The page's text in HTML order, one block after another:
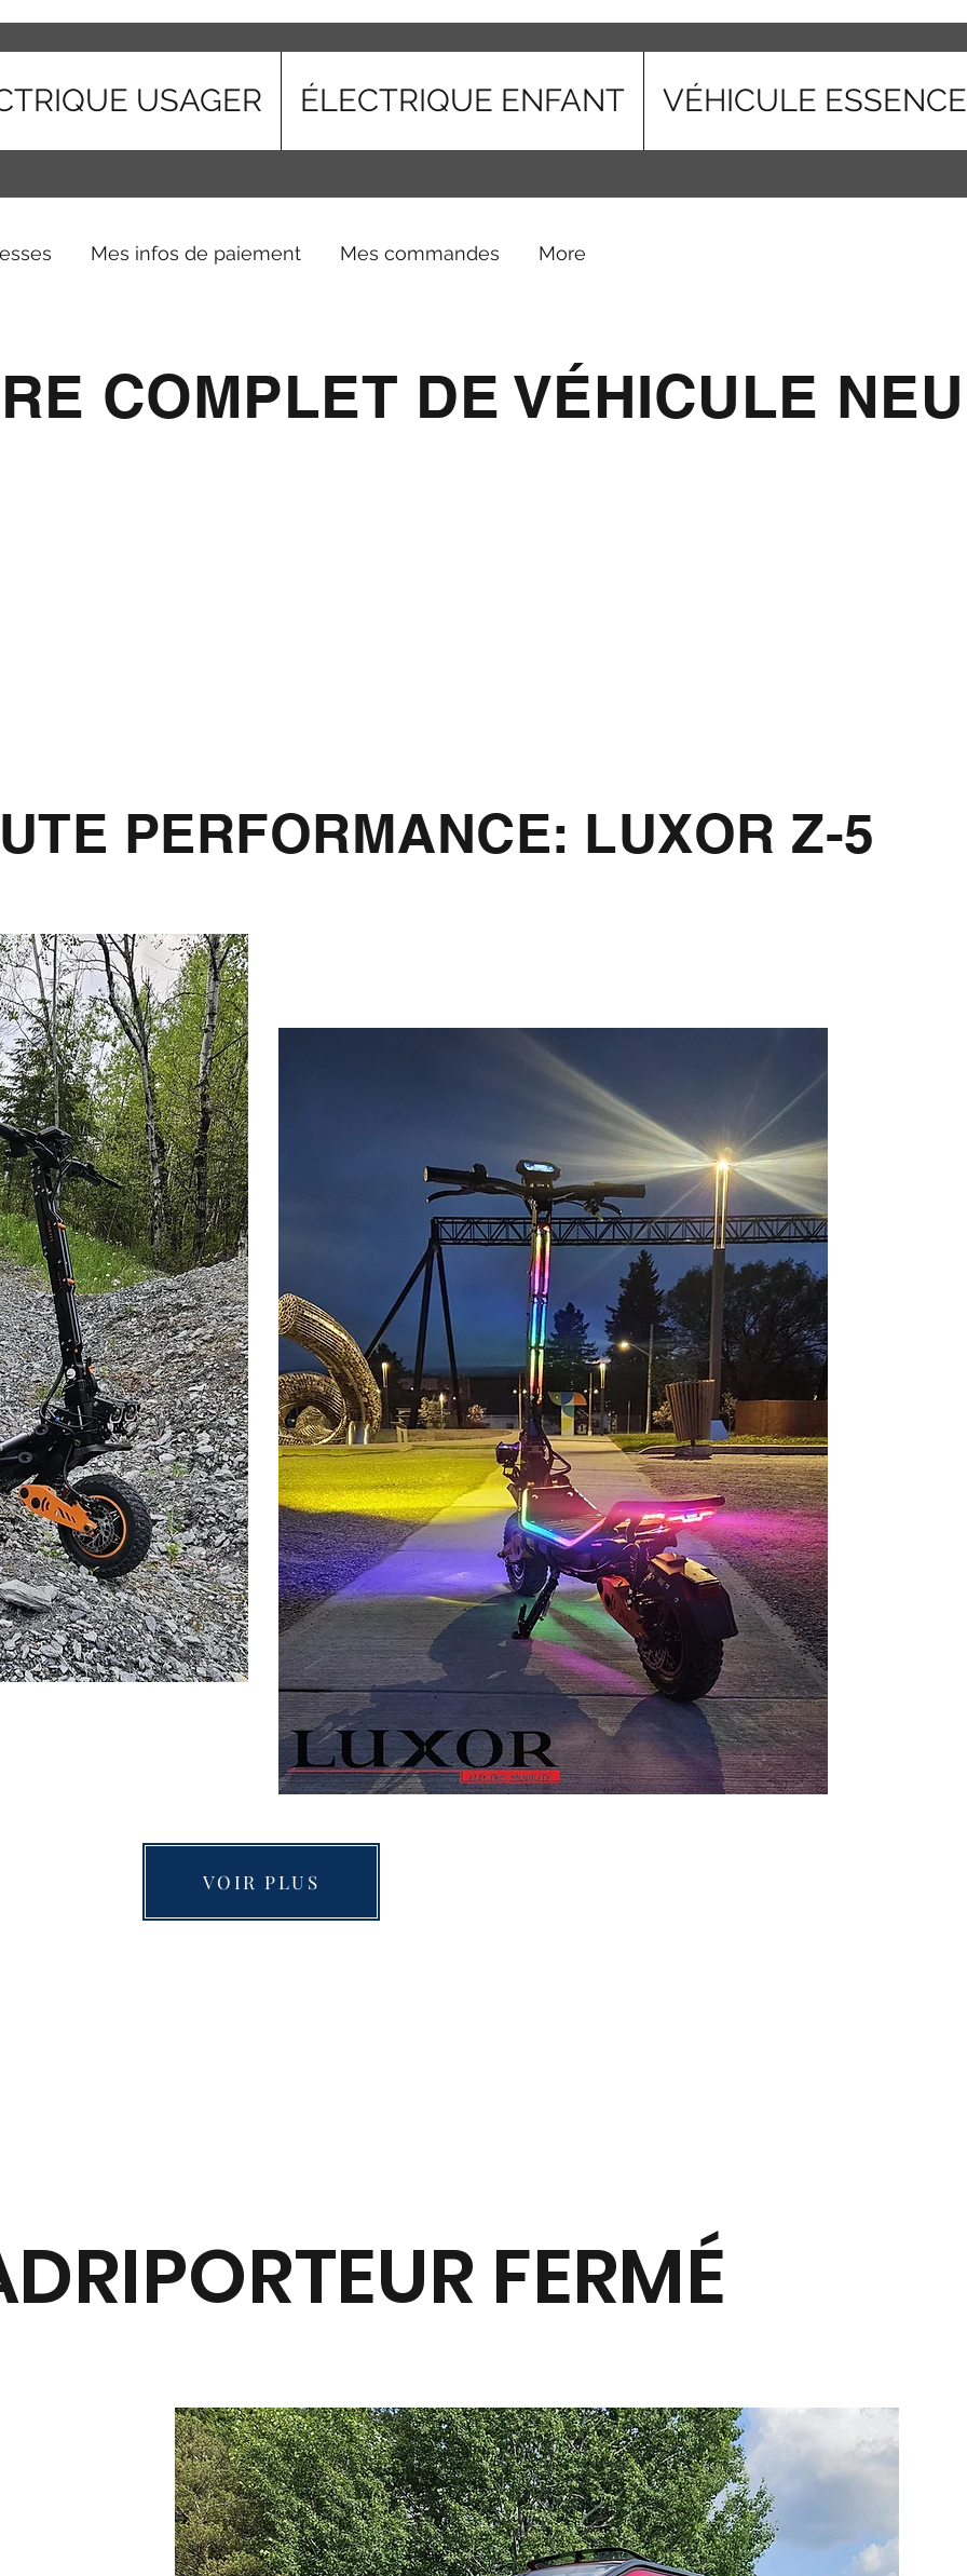
USAGER ÉLECTRIQUE ENFANT VÉHICULE ESSENCE
COMPLET DE VÉHICULE
PERFORMANCE: LUXOR Z-5
VOIR PLUS
FERMÉ
Mes infos de paiement Mes commandes More